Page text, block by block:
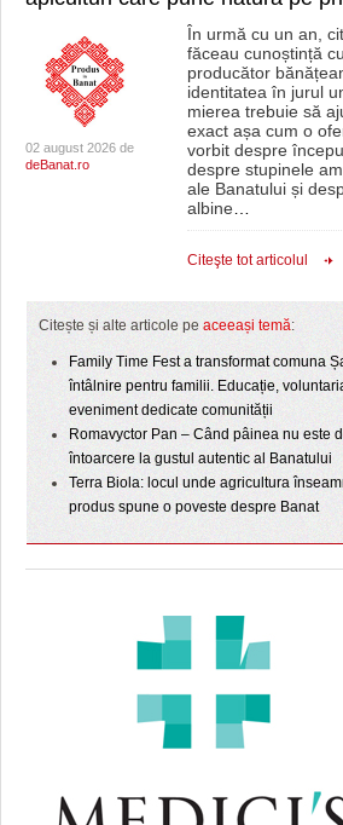
02 august 2026 de
deBanat.ro
În urmă cu un an,
făceau cunoștință
producător
identitatea în jurul
mierea trebuie să
exact așa cum o
vorbit despre
despre stupinele
ale Banatului și
albine…
Citeşte tot articolul
Citește și alte articole pe aceeași temă:
Family Time Fest a transformat comuna
întâlnire pentru familii. Educație,
eveniment dedicate comunității
Romavyctor Pan – Când pâinea nu este
întoarcere la gustul autentic al Banatului
Terra Biola: locul unde agricultura
produs spune o poveste despre Banat